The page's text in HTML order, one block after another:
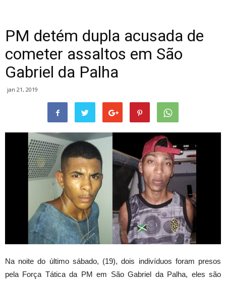
PM detém dupla acusada de
cometer assaltos em São
Gabriel da Palha
jan 21, 2019
Na noite do último sábado, (19), dois indivíduos foram presos
pela Força Tática da PM em São Gabriel da Palha, eles são